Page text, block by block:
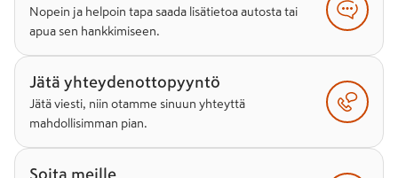
Nopein ja helpoin tapa saada lisätietoa autosta tai
apua sen hankkimiseen.
Jätä yhteydenottopyyntö
Jätä viesti, niin otamme sinuun yhteyttä
mahdollisimman pian.
Soita meille